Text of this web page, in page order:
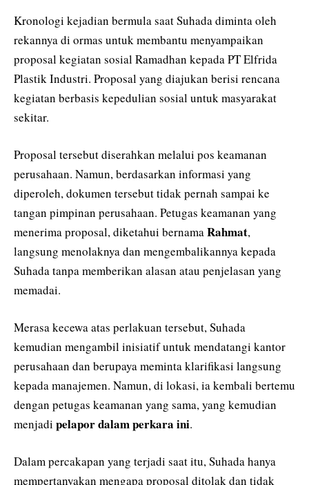
Kronologi kejadian bermula saat Suhada diminta oleh
rekannya di ormas untuk membantu menyampaikan
proposal kegiatan sosial Ramadhan kepada PT Elfrida
Plastik Industri. Proposal yang diajukan berisi rencana
kegiatan berbasis kepedulian sosial untuk masyarakat
sekitar.
Proposal tersebut diserahkan melalui pos keamanan
perusahaan. Namun, berdasarkan informasi yang
diperoleh, dokumen tersebut tidak pernah sampai ke
tangan pimpinan perusahaan. Petugas keamanan yang
menerima proposal, diketahui bernamaRahmat,
langsung menolaknya dan mengembalikannya kepada
Suhada tanpa memberikan alasan atau penjelasan yang
memadai.
Merasa kecewa atas perlakuan tersebut, Suhada
kemudian mengambil inisiatif untuk mendatangi kantor
perusahaan dan berupaya meminta klarifikasi langsung
kepada manajemen. Namun, di lokasi, ia kembali bertemu
dengan petugas keamanan yang sama, yang kemudian
menjadi pelapor dalam perkara ini.
Dalam percakapan yang terjadi saat itu, Suhada hanya
mempertanyakan mengapa proposal ditolak dan tidak